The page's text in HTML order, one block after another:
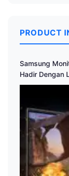
PRODUCT
Samsung
Hadir Dengan